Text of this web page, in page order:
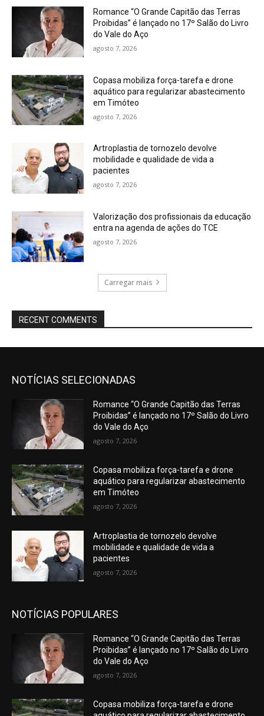
Romance “O Grande Capitão das Terras
Proibidas” é lançado no 17º Salão do Livro
do Vale do Aço
agosto 7, 2026
Copasa mobiliza força-tarefa e drone
aquático para regularizar abastecimento
em Timóteo
agosto 7, 2026
Artroplastia de tornozelo devolve
mobilidade e qualidade de vida a
pacientes
agosto 7, 2026
Valorização dos profissionais da educação
entra na agenda de ações do TCE
agosto 7, 2026
Carregar mais
RECENT COMMENTS
NOTÍCIAS SELECIONADAS
Romance “O Grande Capitão das Terras
Proibidas” é lançado no 17º Salão do Livro
do Vale do Aço
agosto 7, 2026
Copasa mobiliza força-tarefa e drone
aquático para regularizar abastecimento
em Timóteo
agosto 7, 2026
Artroplastia de tornozelo devolve
mobilidade e qualidade de vida a
pacientes
agosto 7, 2026
NOTÍCIAS POPULARES
Romance “O Grande Capitão das Terras
Proibidas” é lançado no 17º Salão do Livro
do Vale do Aço
agosto 7, 2026
Copasa mobiliza força-tarefa e drone